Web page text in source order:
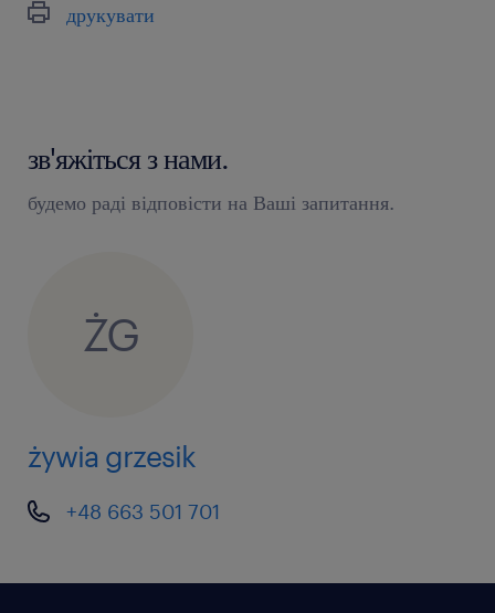
друкувати
зв'яжіться з нами.
будемо раді відповісти на Ваші запитання.
ŻG
żywia grzesik
+48 663 501 701